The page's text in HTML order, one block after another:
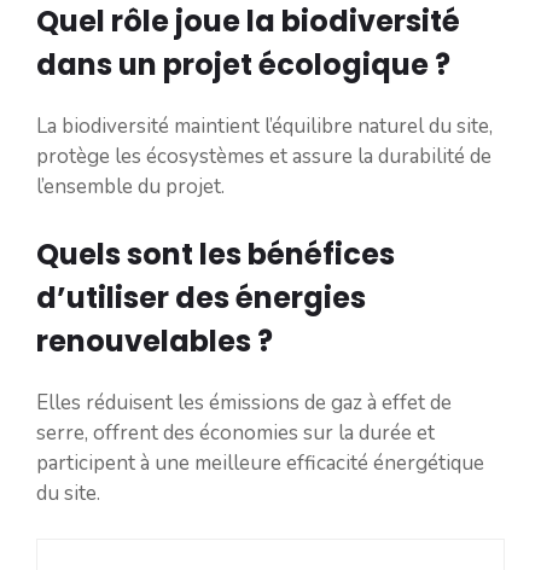
Quel rôle joue la biodiversité
dans un projet écologique ?
La biodiversité maintient l’équilibre naturel du site,
protège les écosystèmes et assure la durabilité de
l’ensemble du projet.
Quels sont les bénéfices
d’utiliser des énergies
renouvelables ?
Elles réduisent les émissions de gaz à effet de
serre, offrent des économies sur la durée et
participent à une meilleure efficacité énergétique
du site.